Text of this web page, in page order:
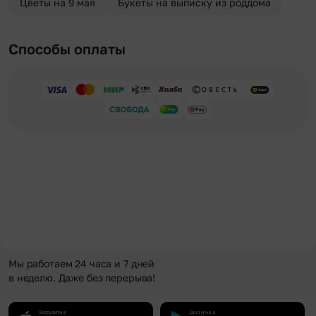
Способы оплаты
Мы работаем 24 часа и 7 дней
в неделю. Даже без перерыва!